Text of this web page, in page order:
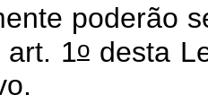
poderão
art. 1odesta